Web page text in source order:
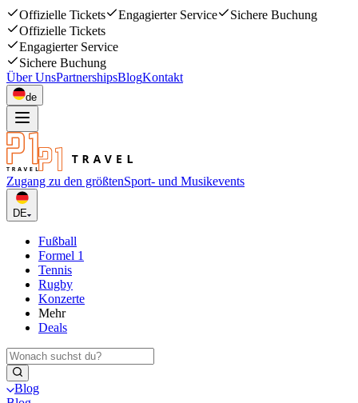
Offizielle Tickets Engagierter Service
Sichere Buchung
Offizielle Tickets
Engagierter Service
Sichere Buchung
Über UnsPartnershipsBlogKontakt
de
Zugang zu den größtenSport- und Musikevents
DE
Fußball
Formel 1
Tennis
Rugby
Konzerte
Mehr
Deals
Blog